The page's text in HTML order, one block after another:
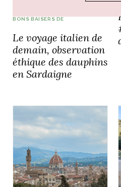
BONS BAISERS DE
Le voyage italien de
demain, observation
éthique des dauphins
en Sardaigne